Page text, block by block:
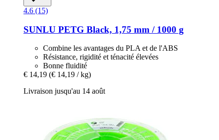
4.6 (15)
SUNLU PETG Black, 1,75 mm / 1000 g
Combine les avantages du PLA et de l'ABS
Résistance, rigidité et ténacité élevées
Bonne fluidité
€ 14,19 (€ 14,19 / kg)
Livraison jusqu'au 14 août